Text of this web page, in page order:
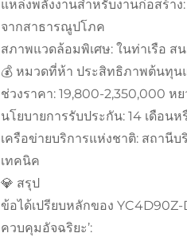
แหล่งพลังงานสำหรับงานก่อสร้า
จากสาธารณูปโภค
สภาพแวดล้อมพิเศษ: ในท่าเรือ
💰 หมวดที่ห้า ประสิทธิภาพต้นทุน
ช่วงราคา: 19,800-2,350,000
นโยบายการรับประกัน: 14 เดือน
เครือข่ายบริการแห่งชาติ: สถานี
เทคนิค
💎 สรุป
ข้อได้เปรียบหลักของ
ควบคุมอัจฉริยะ’: